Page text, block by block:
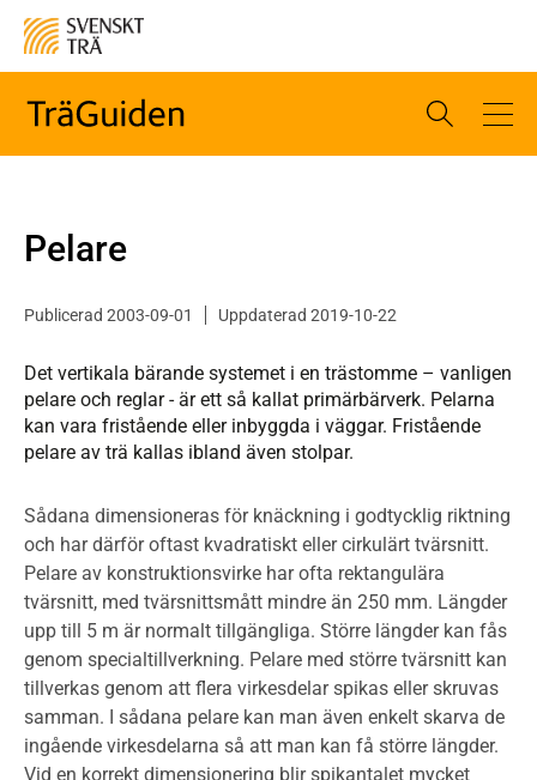
Pelare
Publicerad 2003-09-01 Uppdaterad 2019-10-22
Det vertikala bärande systemet i en trästomme – vanligen
pelare och reglar - är ett så kallat primärbärverk. Pelarna
kan vara fristående eller inbyggda i väggar. Fristående
pelare av trä kallas ibland även stolpar.
Sådana dimensioneras för knäckning i godtycklig riktning
och har därför oftast kvadratiskt eller cirkulärt tvärsnitt.
Pelare av konstruktionsvirke har ofta rektangulära
tvärsnitt, med tvärsnittsmått mindre än 250 mm. Längder
upp till 5 m är normalt tillgängliga. Större längder kan fås
genom specialtillverkning. Pelare med större tvärsnitt kan
tillverkas genom att flera virkesdelar spikas eller skruvas
samman. I sådana pelare kan man även enkelt skarva de
ingående virkesdelarna så att man kan få större längder.
Vid en korrekt dimensionering blir spikantalet mycket